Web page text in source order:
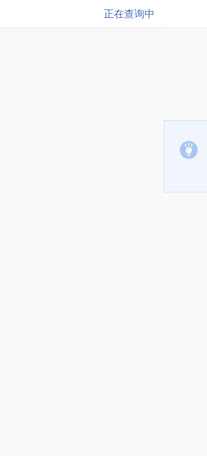
正在查询中